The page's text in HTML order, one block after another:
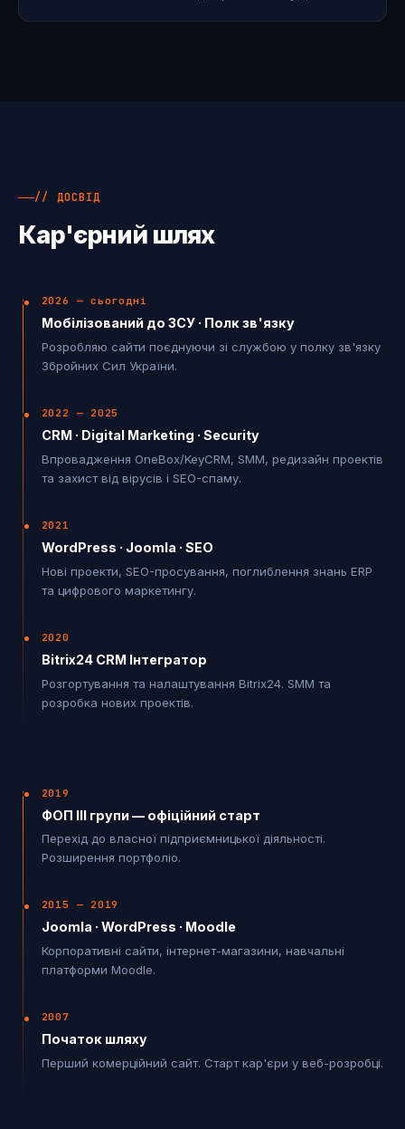
// ДОСВІД
Кар'єрний шлях
2026 — сьогодні
Мобілізований до ЗСУ · Полк зв'язку
Розробляю сайти поєднуючи зі службою у полку зв'язку
Збройних Сил України.
2022 — 2025
CRM · Digital Marketing · Security
Впровадження OneBox/KeyCRM, SMM, редизайн проектів
та захист від вірусів і SEO-спаму.
2021
WordPress · Joomla · SEO
Нові проекти, SEO-просування, поглиблення знань ERP
та цифрового маркетингу.
2020
Bitrix24 CRM Інтегратор
Розгортування та налаштування Bitrix24. SMM та
розробка нових проектів.
2019
ФОП ІІІ групи — офіційний старт
Перехід до власної підприємницької діяльності.
Розширення портфоліо.
2015 — 2019
Joomla · WordPress · Moodle
Корпоративні сайти, інтернет-магазини, навчальні
платформи Moodle.
2007
Початок шляху
Перший комерційний сайт. Старт кар'єри у веб-розробці.